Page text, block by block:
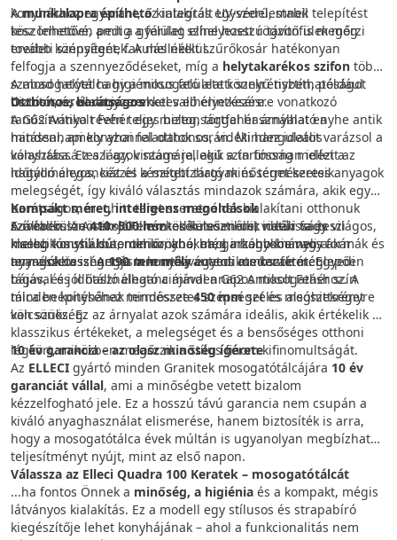
konyhákhoz egyaránt, az integrált UV-védelemnek
köszönhetően pedig a felület színe hosszú távon is megőrzi
eredeti szépségét, fakulás nélkül.
A mosogatótálca higiénikus felülete könnyű tisztíthatóságot
biztosít, és élelmiszerekkel való érintkezésre vonatkozó
tanúsítványa révén teljes biztonsággal használható a
mindennapi konyhai feladatok során. Mindez ideális
választássá teszi azok számára, akik a tartósság mellett az
időtálló eleganciát és a megbízható minőséget keresik.
Kompakt méret, intelligens megoldások
A mindössze410×500 mm-es külső méret ideálissá teszi
kisebb konyhákba, minikonyhákba, garzonokba vagy akár
nyaralókba is. A190 mm mélyegyedi medence meglepően
tágas, és jól használható a mindennapos mosogatáshoz. A
tálca beépítéséhez mindössze450 mmszéles alsószekrényre
van szükség.
Amunkalapra építhetőkialakítás egyszerű, stabil telepítést
tesz lehetővé, amit a gyárilag elhelyezett rögzítőfülek még
tovább könnyítenek. A mellékelt szűrőkosár hatékonyan
felfogja a szennyeződéseket, míg a helytakarékos szifon több
szabad helyet hagy a mosogató alatti szekrényben, például
tisztítószerek vagy szemetes elhelyezésére.
Otthonos, barátságos
A G62 Antikolt Fehér egy meleg, törtfehér árnyalat enyhe antik
hatással, amely azonnal otthonos, vidéki hangulatot varázsol a
konyhába. Ez a lágy, vintage jellegű szín finoman idézi a
hagyományos, kézzel készített tárgyak és természetes anyagok
melegségét, így kiváló választás mindazok számára, akik egy
barátságos, meghitt teret szeretnének kialakítani otthonuk
szívében. A Antikolt Fehér tökéletesen illik natúr fa és világos,
meleg tónusú bútorokhoz, ahol még inkább kiemeli a
természetességet és a konyha autentikus karakterét.
Ezáltal különösen jól illeszkedik rusztikus, vidéki vagy
klasszikus stílusú enteriőrökbe, ahol a hagyományos formák és
anyagok összhangja teremt kívánatos atmoszférát. Egyedi
bájával és időtálló eleganciájával a G62 Antikolt Fehér szín
minden konyhának természetes szépséget és meghittséget
kölcsönöz. Ez az árnyalat azok számára ideális, akik értékelik a
klasszikus értékeket, a melegséget és a bensőséges otthoni
légkört, miközben megőrzik a stílus finom kifinomultságát.
10 év garancia – az olasz minőség ígérete
Az ELLECI gyártó minden Granitek mosogatótálcájára 10 év
garanciát vállal, ami a minőségbe vetett bizalom
kézzelfogható jele. Ez a hosszú távú garancia nem csupán a
kiváló anyaghasználat elismerése, hanem biztosíték is arra,
hogy a mosogatótálca évek múltán is ugyanolyan megbízható
teljesítményt nyújt, mint az első napon.
Válassza az Elleci Quadra 100 Keratek – mosogatótálcát
...ha fontos Önnek a minőség, a higiénia és a kompakt, mégis
látványos kialakítás. Ez a modell egy stílusos és strapabíró
kiegészítője lehet konyhájának – ahol a funkcionalitás nem